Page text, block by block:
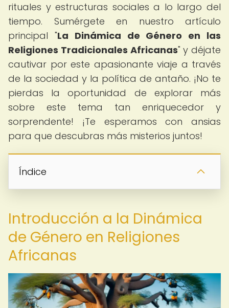
rituales y estructuras sociales a lo largo del
tiempo. Sumérgete en nuestro artículo
principal "La Dinámica de Género en las
Religiones Tradicionales Africanas" y déjate
cautivar por este apasionante viaje a través
de la sociedad y la política de antaño. ¡No te
pierdas la oportunidad de explorar más
sobre este tema tan enriquecedor y
sorprendente! ¡Te esperamos con ansias
para que descubras más misterios juntos!
Índice
Introducción a la Dinámica
de Género en Religiones
Africanas